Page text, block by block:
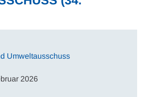
Umweltausschuss
2026